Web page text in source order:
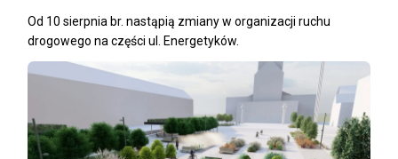
Od 10 sierpnia br. nastąpią zmiany w organizacji ruchu
drogowego na części ul. Energetyków.